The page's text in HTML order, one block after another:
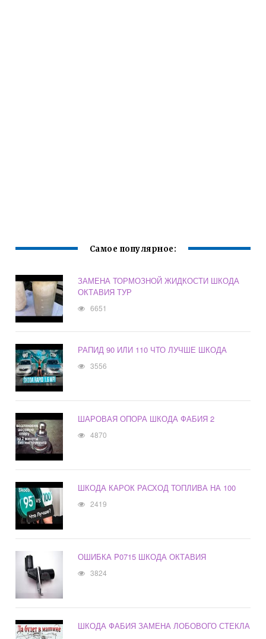
Самое популярное:
ЗАМЕНА ТОРМОЗНОЙ ЖИДКОСТИ ШКОДА
ОКТАВИЯ ТУР
6651
РАПИД 90 ИЛИ 110 ЧТО ЛУЧШЕ ШКОДА
3556
ШАРОВАЯ ОПОРА ШКОДА ФАБИЯ 2
4870
ШКОДА КАРОК РАСХОД ТОПЛИВА НА 100
2419
ОШИБКА P0715 ШКОДА ОКТАВИЯ
3824
ШКОДА ФАБИЯ ЗАМЕНА ЛОБОВОГО СТЕКЛА